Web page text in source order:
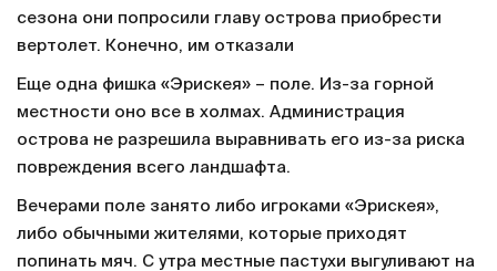
сезона они попросили главу острова приобрести
вертолет. Конечно, им отказали
Еще одна фишка «Эрискея» – поле. Из-за горной
местности оно все в холмах. Администрация
острова не разрешила выравнивать его из-за риска
повреждения всего ландшафта.
Вечерами поле занято либо игроками «Эрискея»,
либо обычными жителями, которые приходят
попинать мяч. С утра местные пастухи выгуливают на